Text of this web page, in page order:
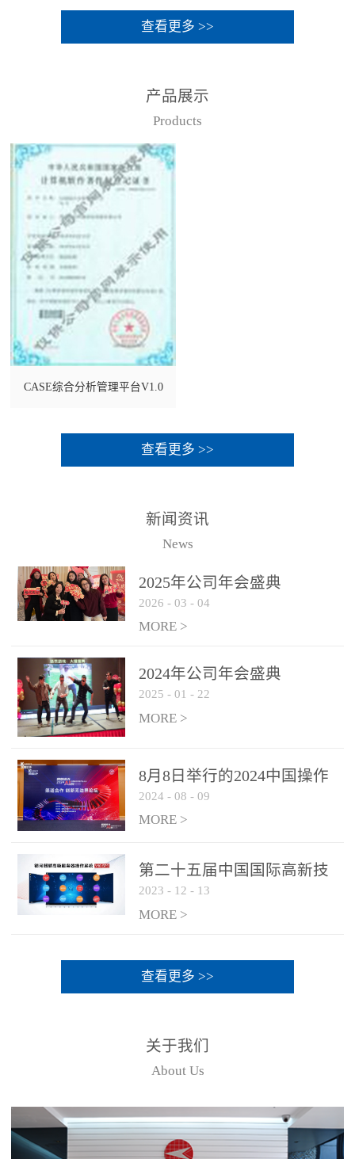
查看更多 >>
产品展示
Products
CASE综合分析管理平台V1.0
查看更多 >>
新闻资讯
News
2025年公司年会盛典
2026 - 03 - 04
MORE >
2024年公司年会盛典
2025 - 01 - 22
MORE >
8月8日举行的2024中国操作
系统产业大会渠道论坛，科
网通荣获区域营销优质伙伴
2024 - 08 - 09
MORE >
第二十五届中国国际高新技
术成果交易会 银河麒麟高级
服务器操作系统荣获 “优秀
2023 - 12 - 13
MORE >
查看更多 >>
关于我们
About Us